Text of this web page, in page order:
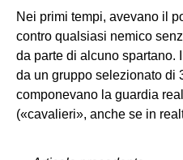
Nei primi tempi, avevano il
contro qualsiasi nemico
da parte di alcuno spartano.
da un gruppo selezionato di
componevano la guardia
(«cavalieri», anche se in